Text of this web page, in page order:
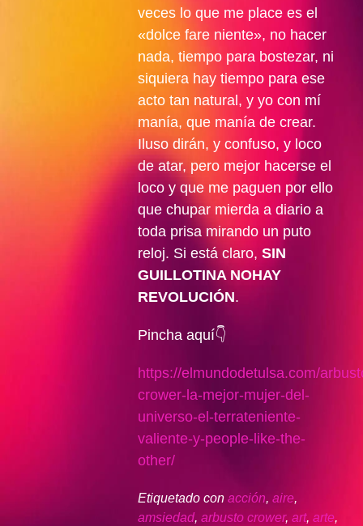
veces lo que me place es el
«dolce fare niente», no hacer
nada, tiempo para bostezar, ni
siquiera hay tiempo para ese
acto tan natural, y yo con mí
manía, que manía de crear.
Iluso dirán, y confuso, y loco
de atar, pero mejor hacerse el
loco y que me paguen por ello
que chupar mierda a diario a
toda prisa mirando un puto
reloj. Si está claro, SIN
GUILLOTINA NOHAY
REVOLUCIÓN.
Pincha aquí👇
https://elmundodetulsa.com/
crower-la-mejor-mujer-del-
universo-el-terrateniente-
valiente-y-people-like-the-
other/
Etiquetado con acción, aire,
amsiedad, arbusto crower, art, arte,